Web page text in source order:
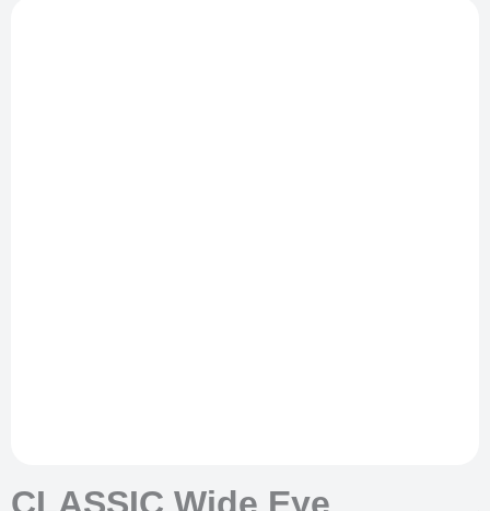
CLASSIC Wide Eye